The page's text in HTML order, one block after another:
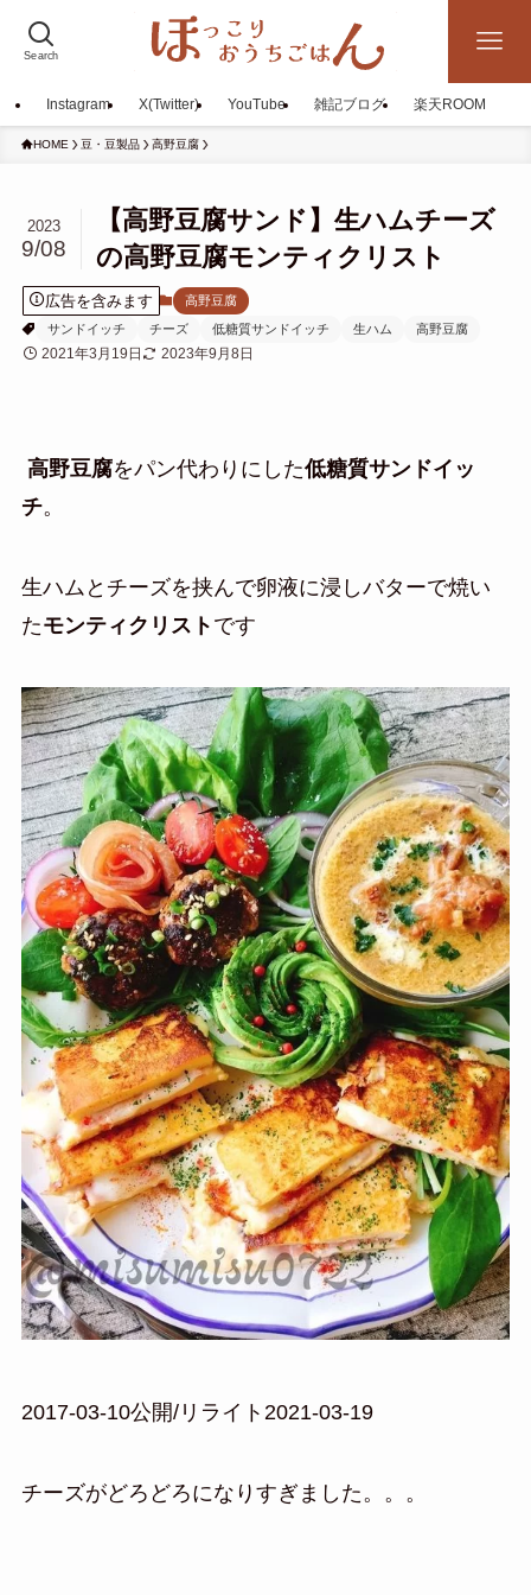
Search
Instagram X(Twitter) YouTube 雑記ブログ 楽天ROOM
HOME 豆・豆製品 高野豆腐
【高野豆腐サンド】生ハムチーズ
の高野豆腐モンティクリスト
2023
9/08
広告を含みます
高野豆腐
サンドイッチ
チーズ 低糖質サンドイッチ 生ハム 高野豆腐
2021年3月19日 2023年9月8日
高野豆腐をパン代わりにした低糖質サンドイッ
チ。
生ハムとチーズを挟んで卵液に浸しバターで焼い
たモンティクリスト です
2017-03-10公開/リライト2021-03-19
チーズがどろどろになりすぎました。。。